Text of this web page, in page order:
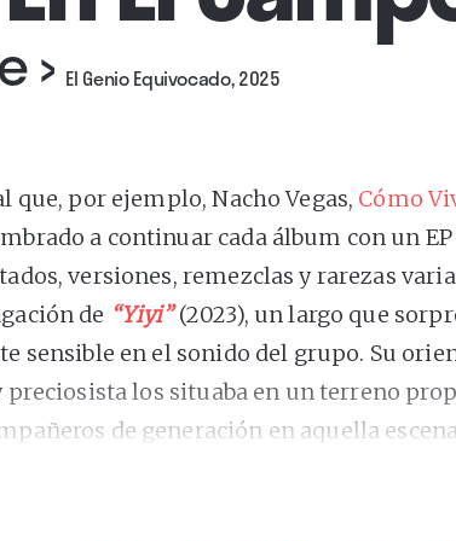
› El Genio Equivocado, 2025
que, por ejemplo, Nacho Vegas, Cómo
a continuar cada álbum con un
versiones, remezclas y rarezas
de “Yiyi”(2023), un largo que
sensible en el sonido del grupo. Su
preciosista los situaba en un terreno
de generación en aquella